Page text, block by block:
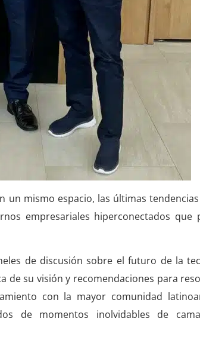
un mismo espacio, las últimas
empresariales hiperconectados que
de discusión sobre el futuro de la
de su visión y recomendaciones para
con la mayor comunidad
de momentos inolvidables de